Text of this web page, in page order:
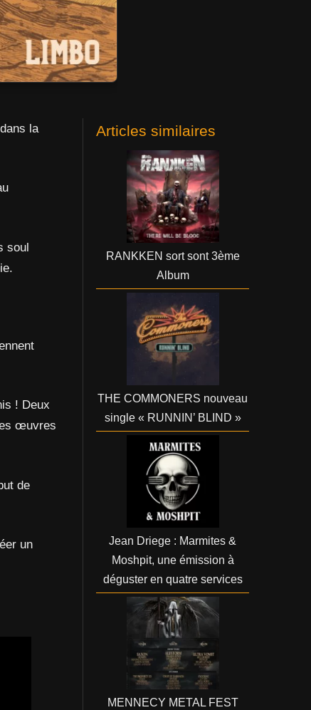
la
soul
! Deux
œuvres
de
un
Articles similaires
RANKKEN sort sont 3ème
Album
THE COMMONERS nouveau
single « RUNNIN’ BLIND »
Jean Driege : Marmites &
Moshpit, une émission à
déguster en quatre services
MENNECY METAL FEST